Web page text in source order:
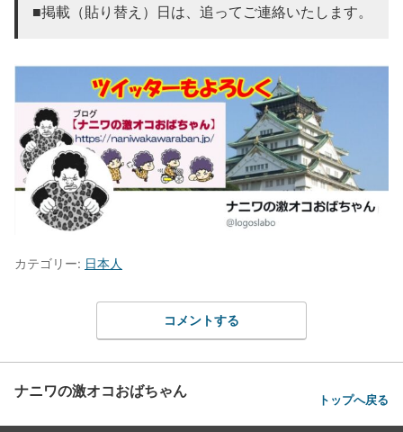
■掲載（貼り替え）日は、追ってご連絡いたします。
カテゴリー: 日本人
コメントする
ナニワの激オコおばちゃん トップへ戻る